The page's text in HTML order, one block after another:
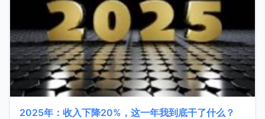
2025年：收入下降20%，这一年我到底干了什么？